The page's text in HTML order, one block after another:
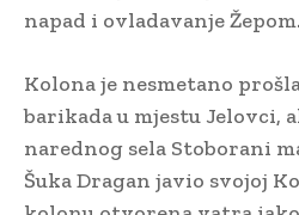
napad i ovladavanje Žepom.
Kolona je nesmetano
barikada u mjestu Jelovci,
narednog sela Stoborani
Šuka Dragan javio svojoj